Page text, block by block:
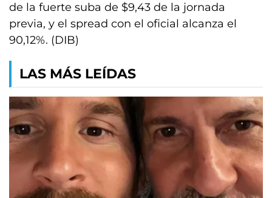
de la fuerte suba de $9,43 de la jornada
previa, y el spread con el oficial alcanza el
90,12%. (DIB)
LAS MÁS LEÍDAS